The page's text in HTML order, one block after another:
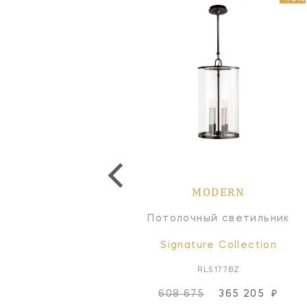
MODERN
Потолочный светильник
Signature Collection
RL5177BZ
608 675 365 205 ₽